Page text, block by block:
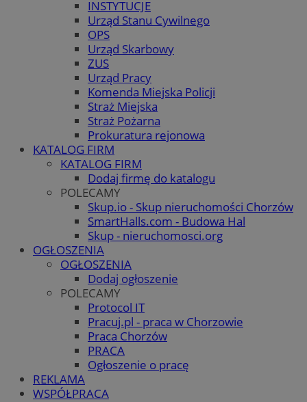
INSTYTUCJE
Urząd Stanu Cywilnego
OPS
Urząd Skarbowy
ZUS
Urząd Pracy
Komenda Miejska Policji
Straż Miejska
Straż Pożarna
Prokuratura rejonowa
KATALOG FIRM
KATALOG FIRM
Dodaj firmę do katalogu
POLECAMY
Skup.io - Skup nieruchomości Chorzów
SmartHalls.com - Budowa Hal
Skup - nieruchomosci.org
OGŁOSZENIA
OGŁOSZENIA
Dodaj ogłoszenie
POLECAMY
Protocol IT
Pracuj.pl - praca w Chorzowie
Praca Chorzów
PRACA
Ogłoszenie o pracę
REKLAMA
WSPÓŁPRACA